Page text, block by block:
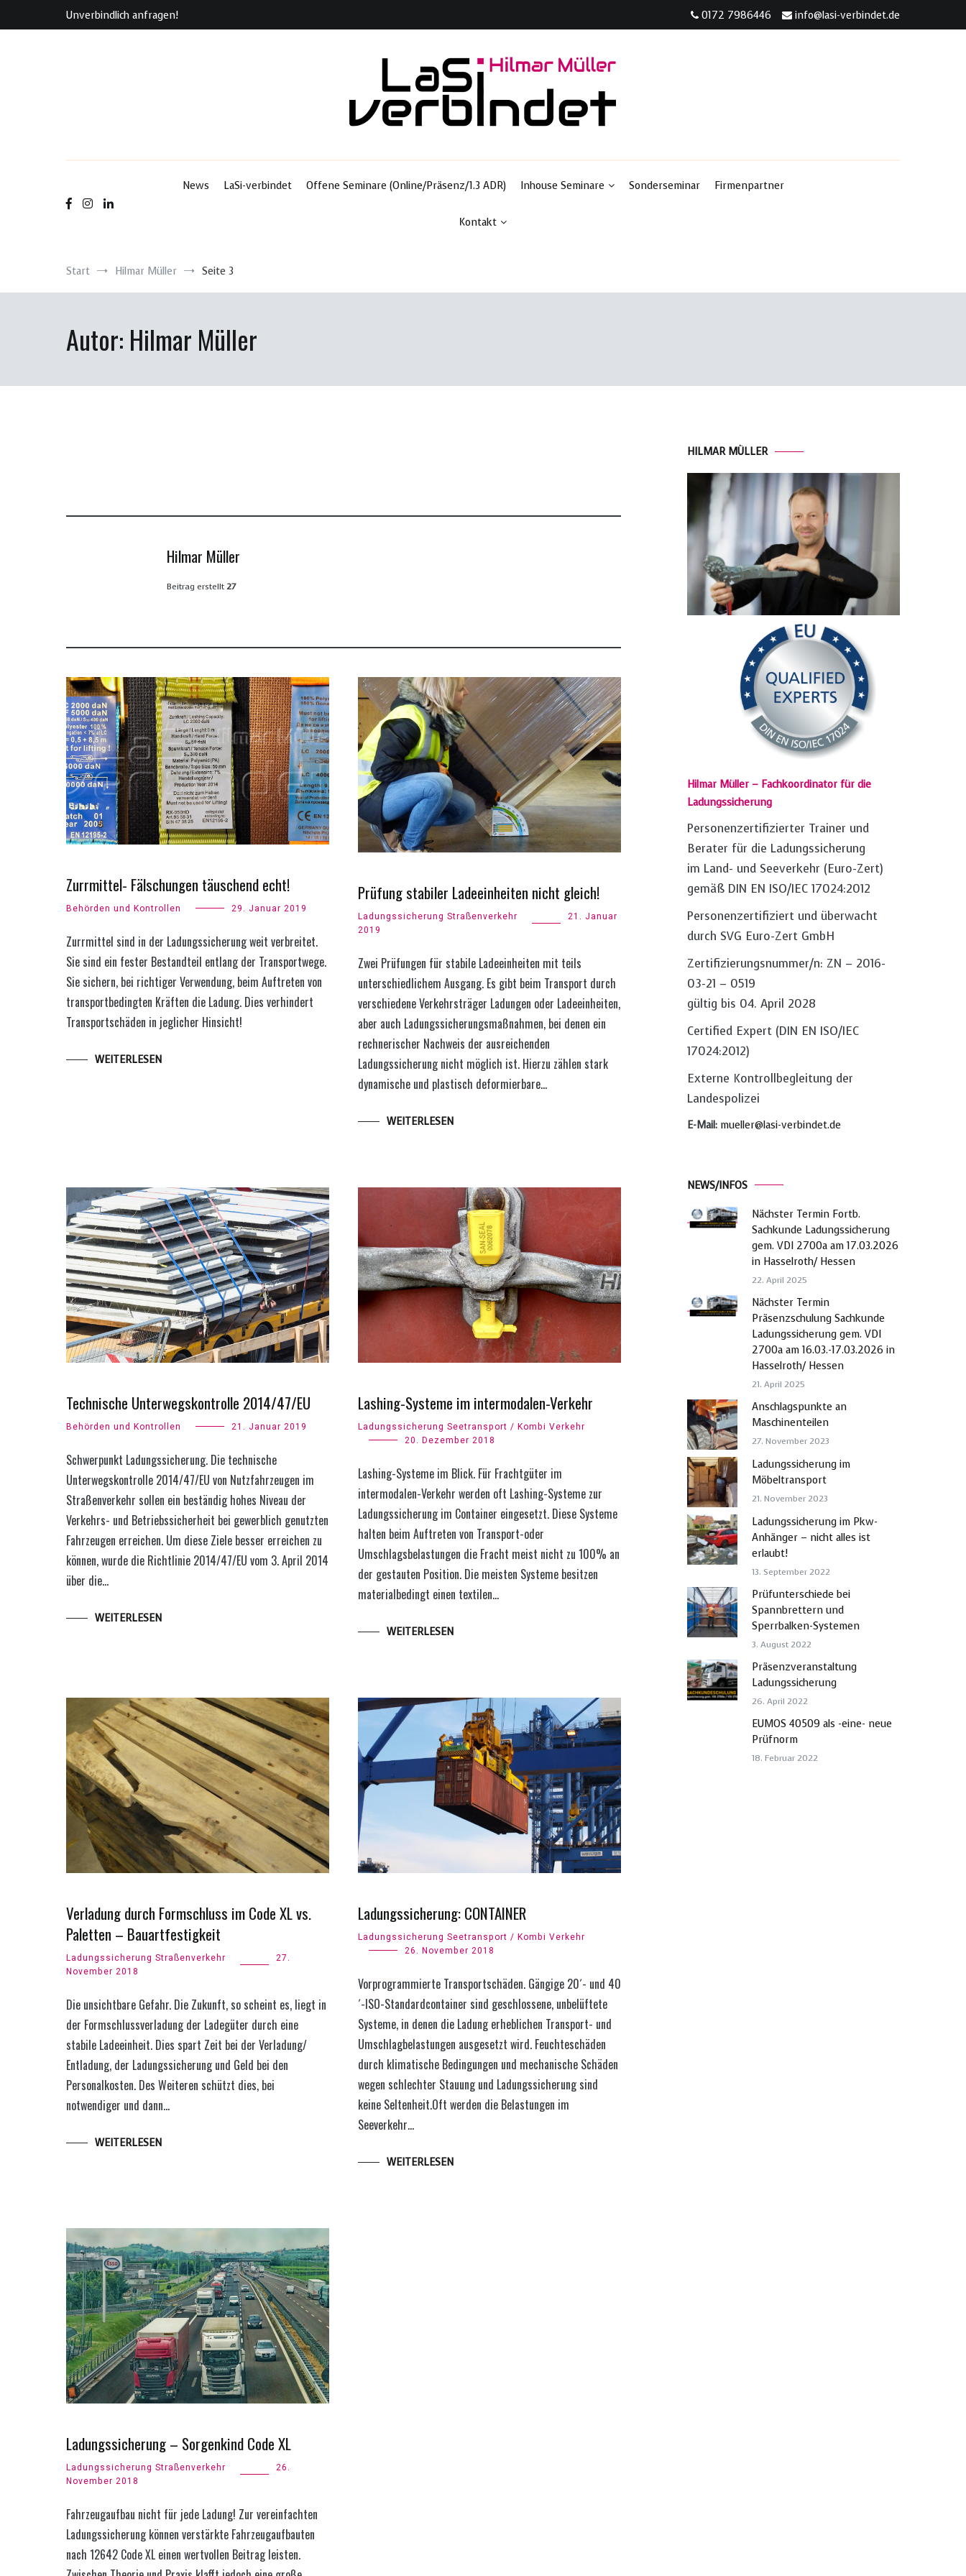
Unverbindlich anfragen! 0172 7986446 info@lasi-verbindet.de
News
LaSi-verbindet Offene Seminare (Online/Präsenz/1.3 ADR) Inhouse Seminare Sonderseminar Firmenpartner
Kontakt
Start Hilmar Müller Seite 3
Autor: Hilmar Müller
Hilmar Müller
Beitrag erstellt27
Zurrmittel- Fälschungen täuschend echt!
Behörden und Kontrollen 29. Januar 2019
Zurrmittel sind in der Ladungssicherung weit verbreitet.
Sie sind ein fester Bestandteil entlang der Transportwege.
Sie sichern, bei richtiger Verwendung, beim Auftreten von
transportbedingten Kräften die Ladung. Dies verhindert
Transportschäden in jeglicher Hinsicht!
WEITERLESEN
Prüfung stabiler Ladeeinheiten nicht gleich!
Ladungssicherung Straßenverkehr
21. Januar
2019
Zwei Prüfungen für stabile Ladeeinheiten mit teils
unterschiedlichem Ausgang. Es gibt beim Transport durch
verschiedene Verkehrsträger Ladungen oder Ladeeinheiten,
aber auch Ladungssicherungsmaßnahmen, bei denen ein
rechnerischer Nachweis der ausreichenden
Ladungssicherung nicht möglich ist. Hierzu zählen stark
dynamische und plastisch deformierbare…
WEITERLESEN
Technische Unterwegskontrolle 2014/47/EU
Behörden und Kontrollen 21. Januar 2019
Schwerpunkt Ladungssicherung. Die technische
Unterwegskontrolle 2014/47/EU von Nutzfahrzeugen im
Straßenverkehr sollen ein beständig hohes Niveau der
Verkehrs- und Betriebssicherheit bei gewerblich genutzten
Fahrzeugen erreichen. Um diese Ziele besser erreichen zu
können, wurde die Richtlinie 2014/47/EU vom 3. April 2014
über die…
WEITERLESEN
Lashing-Systeme im intermodalen-Verkehr
Ladungssicherung Seetransport / Kombi Verkehr
20. Dezember 2018
Lashing-Systeme im Blick. Für Frachtgüter im
intermodalen-Verkehr werden oft Lashing-Systeme zur
Ladungssicherung im Container eingesetzt. Diese Systeme
halten beim Auftreten von Transport-oder
Umschlagsbelastungen die Fracht meist nicht zu 100% an
der gestauten Position. Die meisten Systeme besitzen
materialbedingt einen textilen…
WEITERLESEN
Verladung durch Formschluss im Code XL vs.
Paletten – Bauartfestigkeit
Ladungssicherung Straßenverkehr
27.
November 2018
Die unsichtbare Gefahr. Die Zukunft, so scheint es, liegt in
der Formschlussverladung der Ladegüter durch eine
stabile Ladeeinheit. Dies spart Zeit bei der Verladung/
Entladung, der Ladungssicherung und Geld bei den
Personalkosten. Des Weiteren schützt dies, bei
notwendiger und dann…
WEITERLESEN
Ladungssicherung: CONTAINER
Ladungssicherung Seetransport / Kombi Verkehr
26. November 2018
Vorprogrammierte Transportschäden. Gängige 20´- und 40
´-ISO-Standardcontainer sind geschlossene, unbelüftete
Systeme, in denen die Ladung erheblichen Transport- und
Umschlagbelastungen ausgesetzt wird. Feuchte­schäden
durch klimatische Be­dingungen und mechanische Schäden
wegen schlechter Stau­ung und Ladungs­sicherung sind
keine Selten­heit.Oft werden die Belastungen im
Seeverkehr…
WEITERLESEN
Ladungssicherung – Sorgenkind Code XL
Ladungssicherung Straßenverkehr
26.
November 2018
Fahrzeugaufbau nicht für jede Ladung! Zur vereinfachten
Ladungssicherung können verstärkte ­Fahrzeugaufbauten
nach 12642 Code XL einen wertvollen Beitrag leisten.
HILMAR MÜLLER
Hilmar Müller – Fachkoordinator für die
Ladungssicherung
Personenzertifizierter Trainer und
Berater für die Ladungssicherung
im Land- und Seeverkehr (Euro-Zert)
gemäß DIN EN ISO/IEC 17024:2012
Personenzertifiziert und überwacht
durch SVG Euro-Zert GmbH
Zertifizierungsnummer/n: ZN – 2016-
03-21 – 0519
gültig bis 04. April 2028
Certified Expert (DIN EN ISO/IEC
17024:2012)
Externe Kontrollbegleitung der
Landespolizei
E-Mail: mueller@lasi-verbindet.de
NEWS/INFOS
Nächster Termin Fortb.
Sachkunde Ladungssicherung
gem. VDI 2700a am 17.03.2026
in Hasselroth/ Hessen
22. April 2025
Nächster Termin
Präsenzschulung Sachkunde
Ladungssicherung gem. VDI
2700a am 16.03.-17.03.2026 in
Hasselroth/ Hessen
21. April 2025
Anschlagspunkte an
Maschinenteilen
27. November 2023
Ladungssicherung im
Möbeltransport
21. November 2023
Ladungssicherung im Pkw-
Anhänger – nicht alles ist
erlaubt!
13. September 2022
Prüfunterschiede bei
Spannbrettern und
Sperrbalken-Systemen
3. August 2022
Präsenzveranstaltung
Ladungssicherung
26. April 2022
EUMOS 40509 als -eine- neue
Prüfnorm
18. Februar 2022